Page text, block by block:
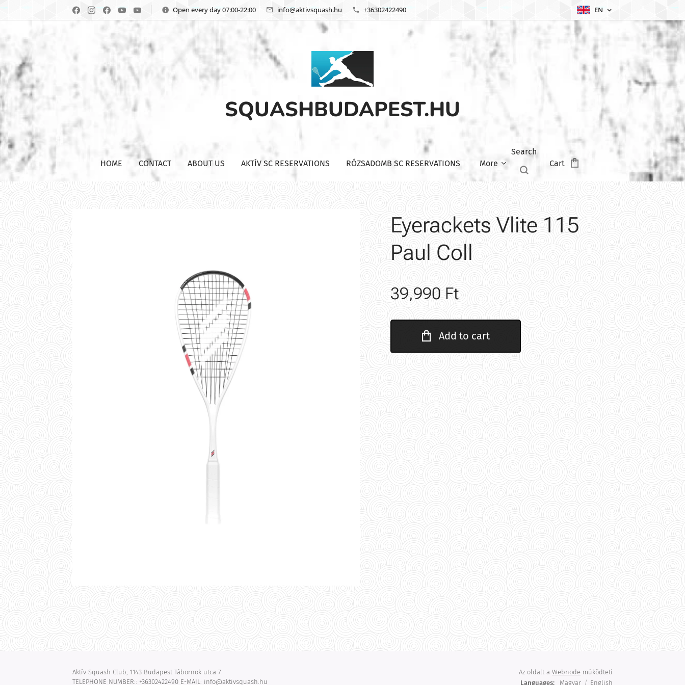
Open every day 07:00-22:00 info@aktivsquash.hu +36302422490 EN
SQUASHBUDAPEST.HU
HOME CONTACT ABOUT US AKTÍV SC RESERVATIONS RÓZSADOMB SC RESERVATIONS More
Search
Cart
Eyerackets Vlite 115
Paul Coll
39,990 Ft
Add to cart
Aktív Squash Club, 1143 Budapest Tábornok utca 7.
TELEPHONE NUMBER:: +36302422490 E-MAIL: info@aktivsquash.hu
Az oldalt a Webnode működteti
Languages
Magyar English